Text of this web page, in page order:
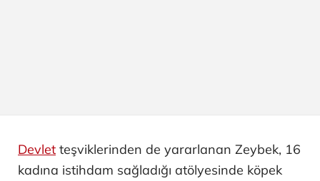
Devlet teşviklerinden de yararlanan Zeybek, 16
kadına istihdam sağladığı atölyesinde köpek